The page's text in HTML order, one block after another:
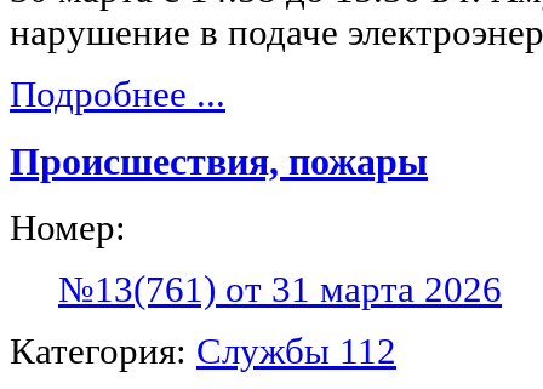
нарушение в подаче
Подробнее ...
Происшествия, пожары
Номер:
№13(761) от 31 марта 2026
Категория: Службы 112